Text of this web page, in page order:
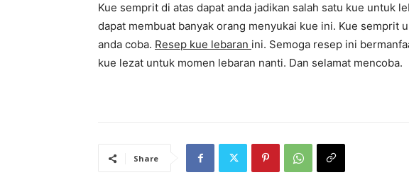
Kue semprit di atas dapat anda jadikan salah satu kue untuk
dapat membuat banyak orang menyukai kue ini. Kue semprit
anda coba. Resep kue lebaran ini. Semoga resep ini
kue lezat untuk momen lebaran nanti. Dan selamat mencoba.
Share